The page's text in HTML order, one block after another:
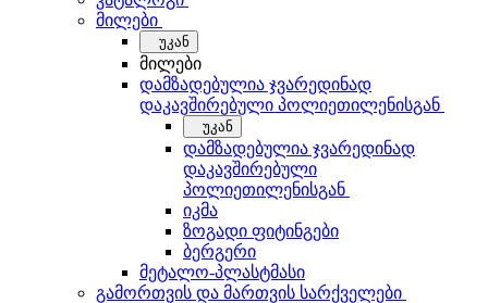
მილები
უკან
მილები
დამზადებულია ჯვარედინად
დაკავშირებული პოლიეთილენისგან
უკან
დამზადებულია ჯვარედინად
დაკავშირებული
პოლიეთილენისგან
იკმა
ზოგადი ფიტინგები
ბერგერი
მეტალო-პლასტმასი
გამორთვის და მართვის სარქველები